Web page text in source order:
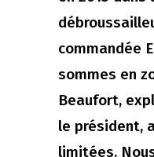
commandée
sommes en
Beaufort,
le président,
limitées.